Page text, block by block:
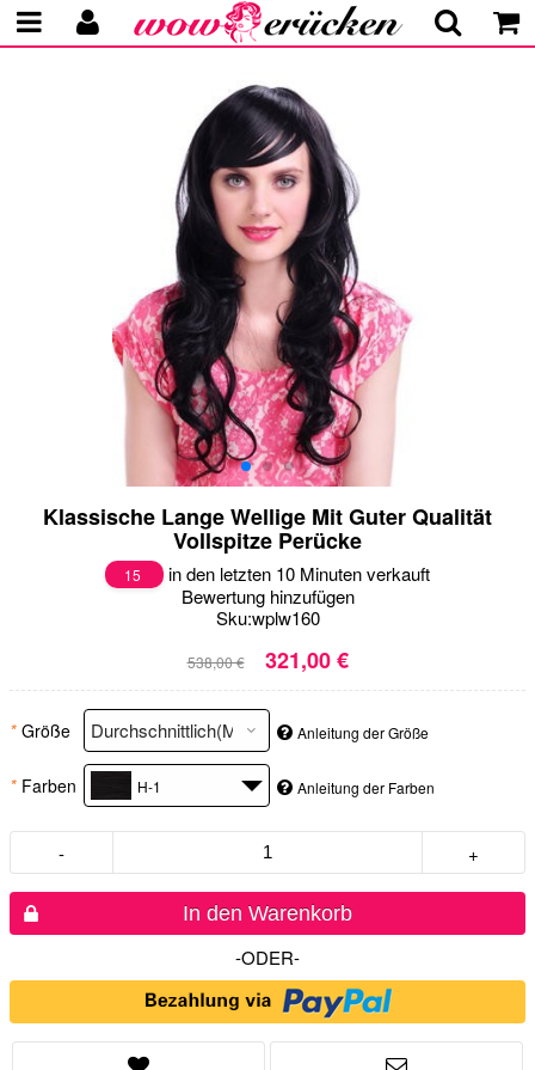
Klassische Lange Wellige Mit Guter Qualität
Vollspitze Perücke
15
in den letzten 10 Minuten verkauft
Bewertung hinzufügen
Sku:wplw160
538,00 € 321,00 €
* Größe Anleitung der Größe
* Farben H-1 Anleitung der Farben
- +
In den Warenkorb
-ODER-